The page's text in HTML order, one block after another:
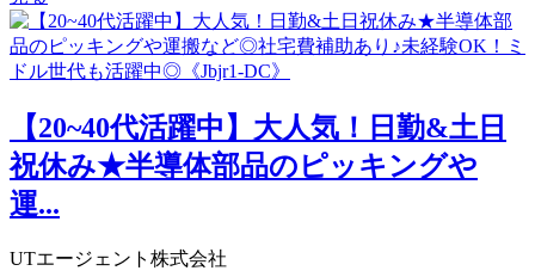
【20~40代活躍中】大人気！日勤&土日
祝休み★半導体部品のピッキングや
運...
UTエージェント株式会社